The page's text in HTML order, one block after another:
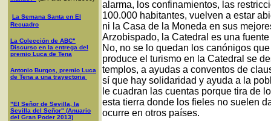
La Semana Santa en El
Recuadro
La Colección de ABC"
Discurso en la entrega del
premio Luca de Tena
Antonio Burgos, premio Luca
de Tena a una trayectoria
"El Señor de Sevilla, la
Sevilla del Señor" (Anuario
del Gran Poder 2013)
alarma, los confinamientos, las
100.000 habitantes, vuelven a estar
ni la Casa de la Moneda en sus
Arzobispado, la Catedral es una
No, no se lo quedan los canónigos
produce el turismo en la Catedral se
templos, a ayudas a conventos de
sí que hay solidaridad y ayuda a la
le cuadran las cuentas porque tira de
esta tierra donde los fieles no suelen
ocurre en otros países.